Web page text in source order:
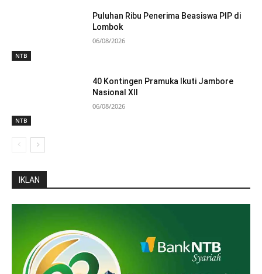
NTB
Puluhan Ribu Penerima Beasiswa PIP di
Lombok
06/08/2026
NTB
40 Kontingen Pramuka Ikuti Jambore
Nasional XII
06/08/2026
IKLAN